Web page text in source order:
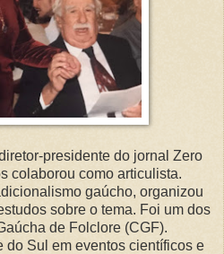
presidente do jornal Zero
colaborou como articulista.
gaúcho, organizou
sobre o tema. Foi um dos
de Folclore (CGF).
do Sul em eventos científicos e